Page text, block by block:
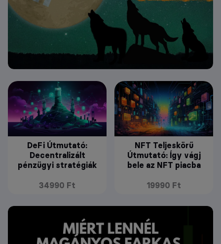
DeFi Útmutató:
Decentralizált
pénzügyi stratégiák
34990 Ft
NFT Teljeskörű
Útmutató: Így vágj
bele az NFT piacba
19990 Ft